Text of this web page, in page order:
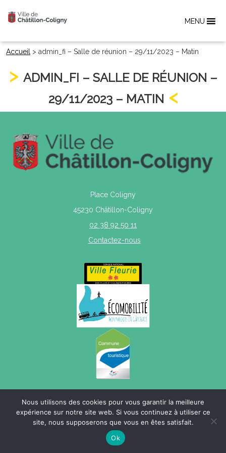
MENU
Accueil > admin_fi – Salle de réunion – 29/11/2023 – Matin
ADMIN_FI – SALLE DE RÉUNION –
29/11/2023 – MATIN
Place Coligny
45230 Châtillon-Coligny
02 38 92 50 11
Contactez-nous
Mentions légales| Politique de confidentialité| Plan du site
Nous utilisons des cookies pour vous garantir la meilleure
expérience sur notre site web. Si vous continuez à utiliser ce
site, nous supposerons que vous en êtes satisfait.
Ok